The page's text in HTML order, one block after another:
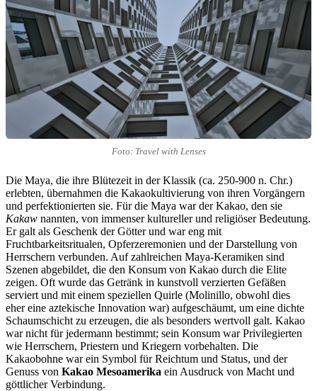
Foto: Travel with Lenses
Die Maya, die ihre Blütezeit in der Klassik (ca. 250-900 n. Chr.)
erlebten, übernahmen die Kakaokultivierung von ihren Vorgängern
und perfektionierten sie. Für die Maya war der Kakao, den sie
Kakaw nannten, von immenser kultureller und religiöser Bedeutung.
Er galt als Geschenk der Götter und war eng mit
Fruchtbarkeitsritualen, Opferzeremonien und der Darstellung von
Herrschern verbunden. Auf zahlreichen Maya-Keramiken sind
Szenen abgebildet, die den Konsum von Kakao durch die Elite
zeigen. Oft wurde das Getränk in kunstvoll verzierten Gefäßen
serviert und mit einem speziellen Quirle (Molinillo, obwohl dies
eher eine aztekische Innovation war) aufgeschäumt, um eine dichte
Schaumschicht zu erzeugen, die als besonders wertvoll galt. Kakao
war nicht für jedermann bestimmt; sein Konsum war Privilegierten
wie Herrschern, Priestern und Kriegern vorbehalten. Die
Kakaobohne war ein Symbol für Reichtum und Status, und der
Genuss von Kakao Mesoamerika ein Ausdruck von Macht und
göttlicher Verbindung.